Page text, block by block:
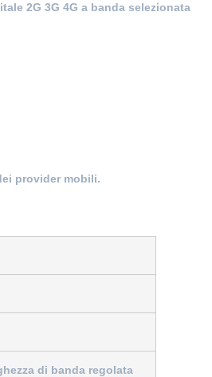
2G 3G 4G a banda selezionata
provider mobili.
di banda regolata